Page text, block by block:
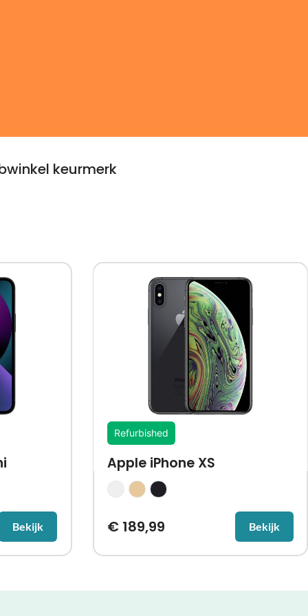
keurmerk
Bekijk
Refurbished
Apple iPhone XS
€ 189,99 Bekijk